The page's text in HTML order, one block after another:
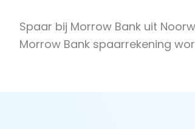
Spaar bij Morrow Bank uit
Morrow Bank spaarrekening